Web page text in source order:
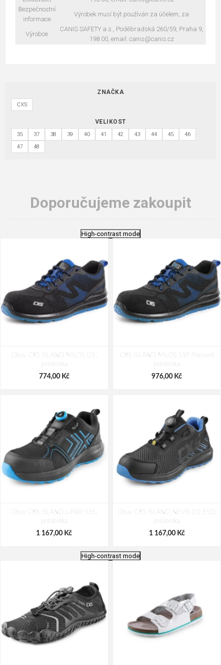
Bezpečnostní
informace
Výrobek musí být používán za účelem, za
Výrobce
CANIS SAFETY a.s., Poděbradská 260/59, Praha 9,
198 00, email: canis@canis.cz
ZNAČKA
CXS
VELIKOST
35 37 38 39 40 41 42 43 44 45
46
47
48
Doporučujeme zakoupit
High-contrast mode
Obuv CXS ISLAND MILOS O1,
polobotka
774,00 Kč
CXS ISLAND MILOS S1P Pracovní
polobotka
976,00 Kč
Obuv CXS ISLAND LIPARI S3S,
polobotka
1 167,00 Kč
Obuv CXS ISLAND NEVIS O1 ESD,
polobotka
1 167,00 Kč
High-contrast mode